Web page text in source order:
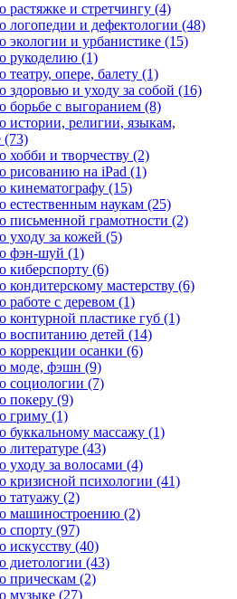
растяжке и стретчингу (4)
логопедии и дефектологии (48)
экологии и урбанистике (15)
рукоделию (1)
театру, опере, балету (1)
здоровью и уходу за собой (16)
борьбе с выгоранием (8)
истории, религии, языкам,
(73)
хобби и творчеству (2)
рисованию на iPad (1)
кинематографу (15)
естественным наукам (25)
письменной грамотности (2)
уходу за кожей (5)
фэн-шуй (1)
киберспорту (6)
кондитерскому мастерству (6)
работе с деревом (1)
контурной пластике губ (1)
воспитанию детей (14)
коррекции осанки (6)
моде, фэшн (9)
социологии (7)
покеру (9)
гриму (1)
буккальному массажу (1)
литературе (43)
уходу за волосами (4)
кризисной психологии (41)
татуажу (2)
машиностроению (2)
спорту (97)
искусству (40)
диетологии (43)
прическам (2)
музыке (27)